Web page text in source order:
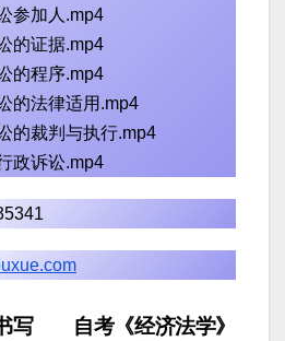
参加人.mp4
的证据.mp4
的程序.mp4
的法律适用.mp4
的裁判与执行.mp4
政诉讼.mp4
自考《经济法学》
写